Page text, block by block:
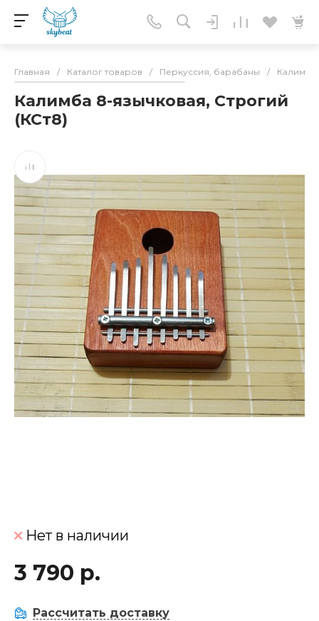
Главная / Каталог товаров / Перкуссия, барабаны / Калимбы
Калимба 8-язычковая, Строгий
(КСт8)
Нет в наличии
3 790 р.
Рассчитать доставку